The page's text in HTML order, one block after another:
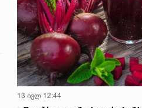
13 ივლ 12:44